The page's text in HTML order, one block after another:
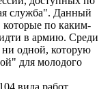
служба". Данный
которые по каким-
в армию. Среди
одной, которую
для молодого
вида работ,